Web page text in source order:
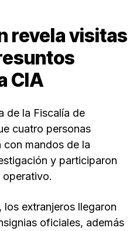
revela visitas
CIA
de la Fiscalía de
cuatro personas
con mandos de la
y participaron
operativo.
los extranjeros llegaron
oficiales, además